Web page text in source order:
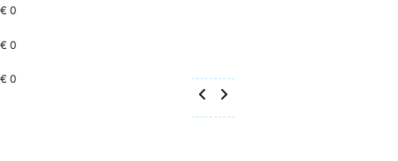
€ 0
€ 0
€ 0